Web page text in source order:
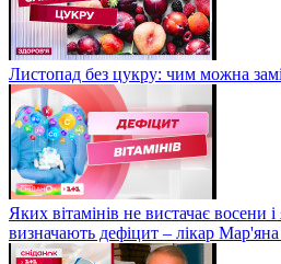
Листопад без цукру: чим можна
Яких вітамінів не вистачає восени
визначають дефіцит – лікар